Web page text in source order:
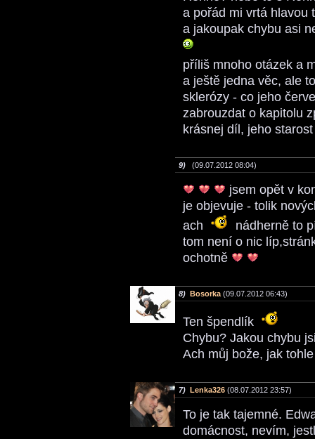
a pořád mi vrtá hlavou
a jakoupak chybu asi
příliš mnoho otázek a
a ještě jedna věc, ale
sklerózy - co jeho
zabrouzdat o kapitolu
krásnej díl, jeho
9) (09.07.2012 08:04)
jsem opět v
je objevuje - tolik
ach
nádherně to
tom není o nic
ochotně
8) Bosorka (09.07.2012 06:43)
Ten špendlík
Chybu? Jakou chybu
Ach můj bože, jak
7) Lenka326 (08.07.2012 23:57)
To je tak tajemné.
domácnost, nevím,